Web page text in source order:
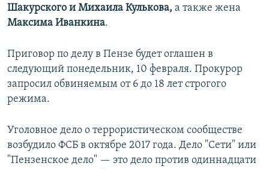
Шакурского и Михаила Кулькова, а также жена
Максима Иванкина.
Приговор по делу в Пензе будет оглашен в
следующий понедельник, 10 февраля. Прокурор
запросил обвиняемым от 6 до 18 лет строгого
режима.
Уголовное дело о террористическом сообществе
возбудило ФСБ в октябре 2017 года. Дело "Сети" или
"Пензенское дело" — это дело против одиннадцати